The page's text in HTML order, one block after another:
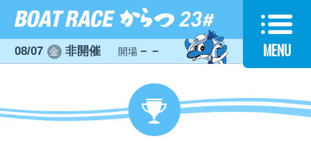
08/07 金 非開催 開場 －－ MENU